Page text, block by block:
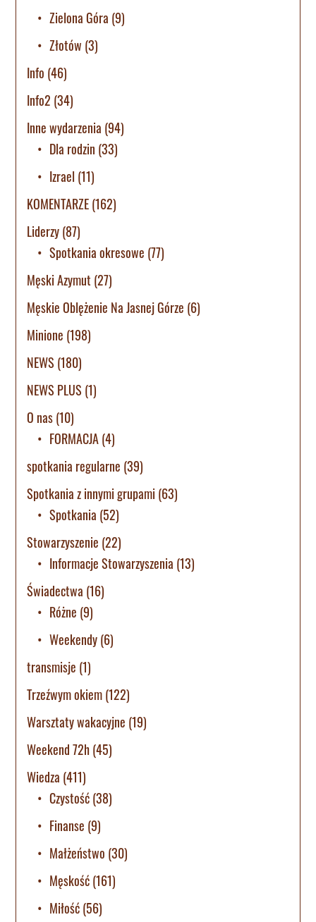
Zielona Góra (9)
Złotów (3)
Info (46)
Info2 (34)
Inne wydarzenia (94)
Dla rodzin (33)
Izrael (11)
KOMENTARZE(162)
Liderzy(87)
Spotkania okresowe (77)
Męski Azymut (27)
Męskie Oblężenie Na Jasnej Górze (6)
Minione (198)
NEWS (180)
NEWS PLUS (1)
O nas(10)
FORMACJA(4)
spotkania regularne (39)
Spotkania z innymi grupami (63)
Spotkania (52)
Stowarzyszenie (22)
Informacje Stowarzyszenia (13)
Świadectwa (16)
Różne (9)
Weekendy(6)
transmisje (1)
Trzeźwym okiem(122)
Warsztaty wakacyjne (19)
Weekend 72h(45)
Wiedza (411)
Czystość(38)
Finanse (9)
Małżeństwo (30)
Męskość(161)
Miłość(56)